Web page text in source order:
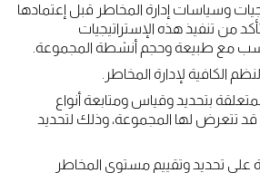
وسياسات إدارة المخاطر قبل إعتمادها
من تنفيذ هذه الإستراتيجيات
مع طبيعة وحجم أنشطة المجموعة.
الكافية لإدارة المخاطر.
بتحديد وقياس ومتابعة أنواع
قد تتعرض لها المجموعة، وذلك لتحديد
على تحديد وتقييم مستوى المخاطر